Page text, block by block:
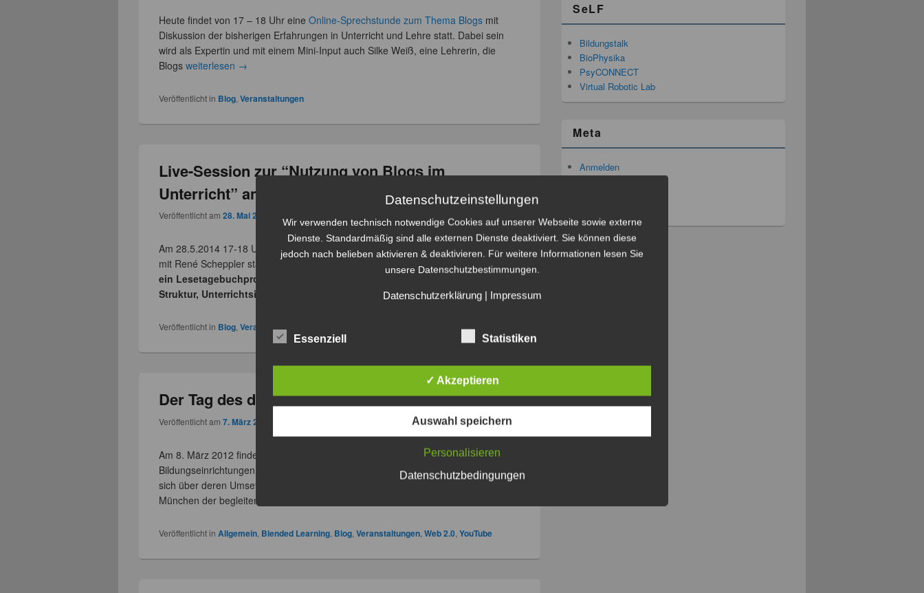
Heute findet von 17 – 18 Uhr eineOnline-Sprechstunde zum Thema Blogs mit
Diskussion der bisherigen Erfahrungen in Unterricht und Lehre statt. Dabei sein
wird als Expertin und mit einem Mini-Input auch Silke Weiß, eine Lehrerin, die
Blogsweiterlesen →
Veröffentlicht in Blog ,Veranstaltungen
Live-Session zur “Nutzung von Blogs im
Unterricht” am 28.5.2014 17-18 Uhr
Veröffentlicht am28. Mai 2014
Am 28.5.2014 17-18 Uhr findet im Rahmen des Web 2.0 Kurseseine Live-Session
mit René Scheppler statt, einem Lehrer, der in seinem Vortrag:
“Klasse(n)Blogs –
ein Lesetagebuchprojekt in einer eigenen Klassencommunity (Aufbau,
Struktur, Unterrichtsintegration)”
die Nutzung von Blogsweiterlesen→
Veröffentlicht in Blog ,Veranstaltungen
Der Tag des digitalen Lernens am 8. März
Veröffentlicht am7. März 2012
Am 8. März 2012 findet der Tag des digitalen Lernens statt, an dem Schulen,
Bildungseinrichtungen und Initiativen ihre digitalen Lernszenarien vorstellen oder
sich über deren Umsetzung informieren können. Zum ersten Mal findet dazu in
München der begleitende dreitägige Kongress
Veröffentlicht in Allgemein Blended Learning Blog ,Veranstaltungen ,Web 2.0 ,YouTube
SeLF
Bildungstalk
BioPhysika
PsyCONNECT
Virtual Robotic Lab
Meta
Anmelden
Datenschutzeinstellungen
Wir verwenden technisch notwendige Cookies auf unserer Webseite sowie externe
Dienste. Standardmäßig sind alle externen Dienste deaktiviert. Sie können diese
jedoch nach belieben aktivieren & deaktivieren. Für weitere Informationen lesen Sie
unsere Datenschutzbestimmungen.
Datenschutzerklärung| Impressum
Essenziell Statistiken
✓ Akzeptieren
Auswahl speichern
Personalisieren
Datenschutzbedingungen